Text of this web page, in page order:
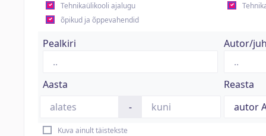
Tehnikaülikooli ajalugu
õpikud ja õppevahendid
Pealkiri Autor/
Aasta
-
Reasta
Kuva ainult täistekste